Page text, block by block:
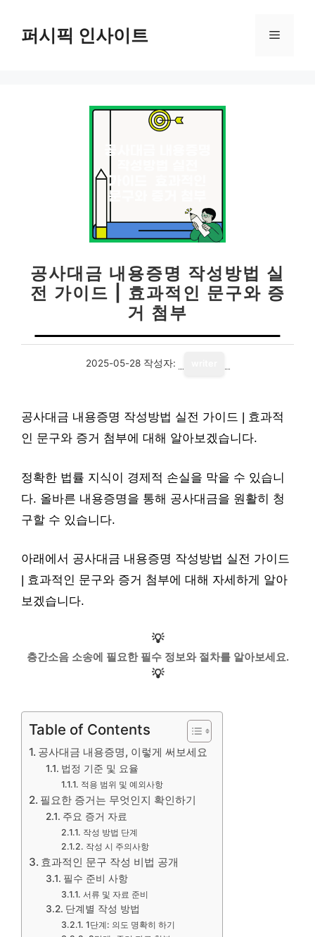
퍼시픽 인사이트 메
공사대금 내용증명 작성방법 실
전 가이드 | 효과적인 문구와 증
거 첨부
2025-05-28 작성자:
공사대금 내용증명 작성방법 실전 가이드 | 효과적
인 문구와 증거 첨부에 대해 알아보겠습니다.
정확한 법률 지식이 경제적 손실을 막을 수 있습니
다. 올바른 내용증명을 통해 공사대금을 원활히 청
구할 수 있습니다.
아래에서 공사대금 내용증명 작성방법 실전 가이드
| 효과적인 문구와 증거 첨부에 대해 자세하게 알아
보겠습니다.
💡
층간소음 소송에 필요한 필수 정보와 절차를 알아보세요.
💡
Table of Contents
공사대금 내용증명, 이렇게 써보세요
법정 기준 및 요율
적용 범위 및 예외사항
필요한 증거는 무엇인지 확인하기
주요 증거 자료
작성 방법 단계
작성 시 주의사항
효과적인 문구 작성 비법 공개
필수 준비 사항
서류 및 자료 준비
단계별 작성 방법
1단계: 의도 명확히 하기